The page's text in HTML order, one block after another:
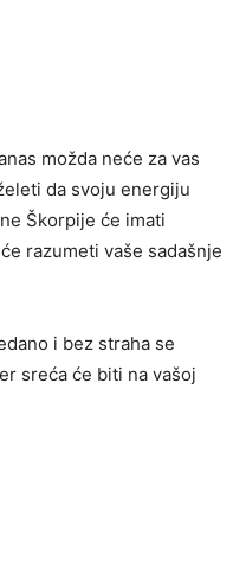
možda neće za vas
da svoju energiju
Škorpije će imati
razumeti vaše sadašnje
i bez straha se
sreća će biti na vašoj